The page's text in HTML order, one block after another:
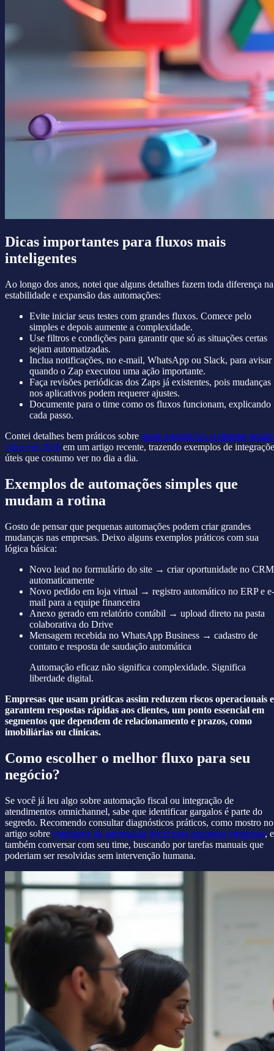
Dicas importantes para fluxos mais
inteligentes
Ao longo dos anos, notei que alguns detalhes fazem toda diferença na
estabilidade e expansão das automações:
Evite iniciar seus testes com grandes fluxos. Comece pelo
simples e depois aumente a complexidade.
Use filtros e condições para garantir que só as situações certas
sejam automatizadas.
Inclua notificações, no e-mail, WhatsApp ou Slack, para avisar
quando o Zap executou uma ação importante.
Faça revisões periódicas dos Zaps já existentes, pois mudanças
nos aplicativos podem requerer ajustes.
Documente para o time como os fluxos funcionam, explicando
cada passo.
Contei detalhes bem práticos sobre quais integrações realmente geram
valor em 2026 em um artigo recente, trazendo exemplos de
úteis que costumo ver no dia a dia.
Exemplos de automações simples que
mudam a rotina
Gosto de pensar que pequenas automações podem criar grandes
mudanças nas empresas. Deixo alguns exemplos práticos com sua
lógica básica:
Novo lead no formulário do site → criar oportunidade no CRM
automaticamente
Novo pedido em loja virtual → registro automático no ERP e e-
mail para a equipe financeira
Anexo gerado em relatório contábil → upload direto na pasta
colaborativa do Drive
Mensagem recebida no WhatsApp Business → cadastro de
contato e resposta de saudação automática
Automação eficaz não significa complexidade. Significa
liberdade digital.
Empresas que usam práticas assim reduzem riscos operacionais e
garantem respostas rápidas aos clientes, um ponto essencial em
segmentos que dependem de relacionamento e prazos, como
imobiliárias ou clínicas.
Como escolher o melhor fluxo para seu
negócio?
Se você já leu algo sobre automação fiscal ou integração de
atendimentos omnichannel, sabe que identificar gargalos é parte do
segredo. Recomendo consultar diagnósticos práticos, como mostro no
artigo sobre vantagens da automação fiscal para pequenas empresas, e
também conversar com seu time, buscando por tarefas manuais que
poderiam ser resolvidas sem intervenção humana.